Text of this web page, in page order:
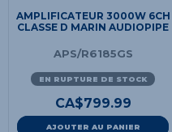
AMPLIFICATEUR 3000W 6CH
CLASSE D MARIN AUDIOPIPE
APS/R6185GS
EN RUPTURE DE STOCK
CA$799.99
AJOUTER AU PANIER